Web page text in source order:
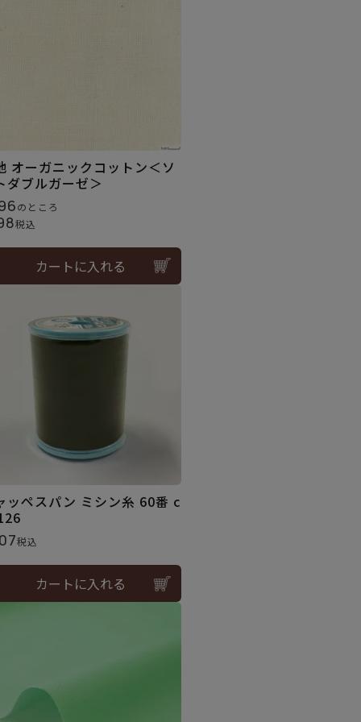
オーガニックコットン＜ソ
ダブルガーゼ＞
のところ
税込
カートに入れる
ッペスパン ミシン糸 60番 c
税込
カートに入れる